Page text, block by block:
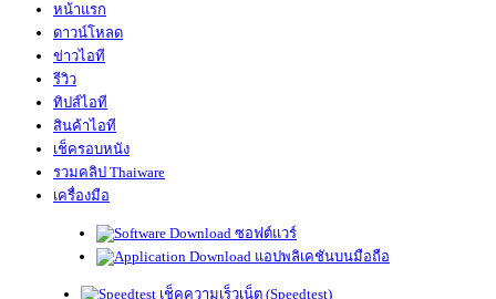
หน้าแรก
ดาวน์โหลด
ข่าวไอที
รีวิว
ทิปส์ไอที
สินค้าไอที
เช็ครอบหนัง
รวมคลิป Thaiware
เครื่องมือ
ซอฟต์แวร์
แอปพลิเคชันบนมือถือ
เช็คความเร็วเน็ต (Speedtest)